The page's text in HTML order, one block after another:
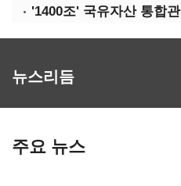
뉴스리듬
주요 뉴스